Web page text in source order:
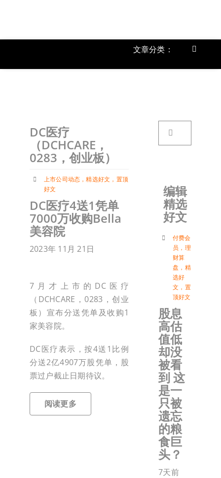
文章分类：
Toggle
DC医疗
（DCHCARE，
0283，创业板）
上市公司动态 ，精选好文 ， 置顶
好文
DC医疗4送1凭单
7000万收购Bella
美容院
2023年 11月 21日
7月才上市的DC医疗
（DCHCARE，0283，创业
板）宣布分送凭单及收购1
家美容院。
DC医疗表示，按4送1比例
分送2亿4907万股凭单，股
票过户截止日期待议。
阅读更多
编辑
精选
好文
付费会
员 ， 理
财算
盘 ， 精
选好
文 ， 置
顶好文
股息
高估
值低
却没
被看
到 这
是一
只被
遗忘
的粮
食巨
头？
7天前